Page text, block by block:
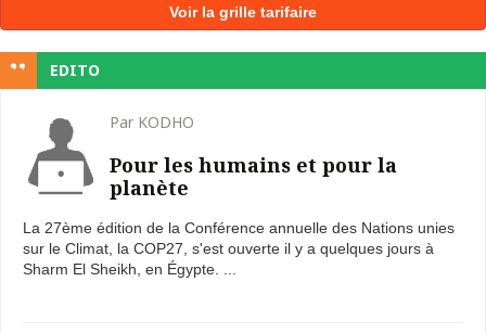
Voir la grille tarifaire
EDITO
Par KODHO
Pour les humains et pour la
planète
La 27ème édition de la Conférence annuelle des Nations unies
sur le Climat, la COP27, s'est ouverte il y a quelques jours à
Sharm El Sheikh, en Égypte. ...